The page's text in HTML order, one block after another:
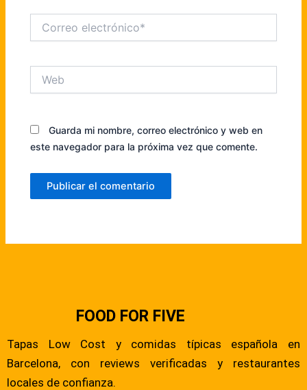
electrónico*
Guarda mi nombre, correo electrónico y web en
este navegador para la próxima vez que comente.
FOOD FOR FIVE
Tapas Low Cost y comidas típicas española en
Barcelona, con reviews verificadas y restaurantes
locales de confianza.